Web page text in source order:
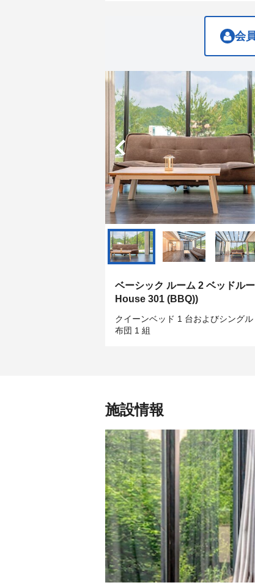
会
ベーシック ルーム 2 ベッドル
House 301 (BBQ))
クイーンベッド 1 台およびシングル
布団 1 組
施設情報